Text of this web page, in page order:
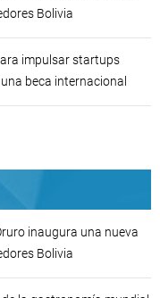
Bolivia
impulsar startups
beca internacional
inaugura una nueva
Bolivia